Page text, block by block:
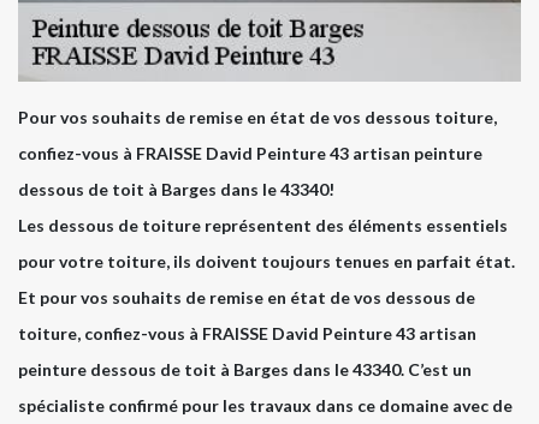
Pour vos souhaits de remise en état de vos dessous toiture,
confiez-vous à FRAISSE David Peinture 43 artisan peinture
dessous de toit à Barges dans le 43340!
Les dessous de toiture représentent des éléments essentiels
pour votre toiture, ils doivent toujours tenues en parfait état.
Et pour vos souhaits de remise en état de vos dessous de
toiture, confiez-vous à FRAISSE David Peinture 43 artisan
peinture dessous de toit à Barges dans le 43340. C’est un
spécialiste confirmé pour les travaux dans ce domaine avec de